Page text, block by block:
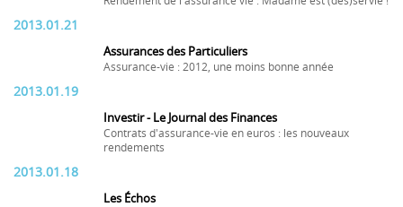
2013.01.21
Assurances des Particuliers
Assurance-vie : 2012, une moins bonne année
2013.01.19
Investir - Le Journal des Finances
Contrats d'assurance-vie en euros : les nouveaux
rendements
2013.01.18
Les Échos